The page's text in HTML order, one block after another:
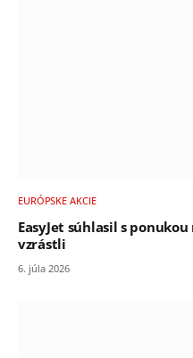
EURÓPSKE AKCIE
EasyJet súhlasil s
vzrástli
6. júla 2026